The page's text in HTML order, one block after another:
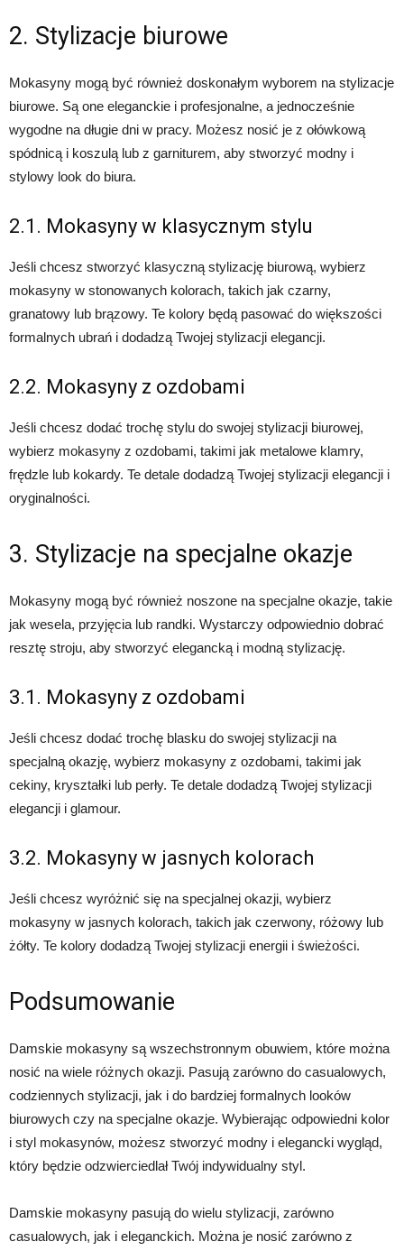
2. Stylizacje biurowe
Mokasyny mogą być również doskonałym wyborem na stylizacje
biurowe. Są one eleganckie i profesjonalne, a jednocześnie
wygodne na długie dni w pracy. Możesz nosić je z ołówkową
spódnicą i koszulą lub z garniturem, aby stworzyć modny i
stylowy look do biura.
2.1. Mokasyny w klasycznym stylu
Jeśli chcesz stworzyć klasyczną stylizację biurową, wybierz
mokasyny w stonowanych kolorach, takich jak czarny,
granatowy lub brązowy. Te kolory będą pasować do większości
formalnych ubrań i dodadzą Twojej stylizacji elegancji.
2.2. Mokasyny z ozdobami
Jeśli chcesz dodać trochę stylu do swojej stylizacji biurowej,
wybierz mokasyny z ozdobami, takimi jak metalowe klamry,
frędzle lub kokardy. Te detale dodadzą Twojej stylizacji elegancji i
oryginalności.
3. Stylizacje na specjalne okazje
Mokasyny mogą być również noszone na specjalne okazje, takie
jak wesela, przyjęcia lub randki. Wystarczy odpowiednio dobrać
resztę stroju, aby stworzyć elegancką i modną stylizację.
3.1. Mokasyny z ozdobami
Jeśli chcesz dodać trochę blasku do swojej stylizacji na
specjalną okazję, wybierz mokasyny z ozdobami, takimi jak
cekiny, kryształki lub perły. Te detale dodadzą Twojej stylizacji
elegancji i glamour.
3.2. Mokasyny w jasnych kolorach
Jeśli chcesz wyróżnić się na specjalnej okazji, wybierz
mokasyny w jasnych kolorach, takich jak czerwony, różowy lub
żółty. Te kolory dodadzą Twojej stylizacji energii i świeżości.
Podsumowanie
Damskie mokasyny są wszechstronnym obuwiem, które można
nosić na wiele różnych okazji. Pasują zarówno do casualowych,
codziennych stylizacji, jak i do bardziej formalnych looków
biurowych czy na specjalne okazje. Wybierając odpowiedni kolor
i styl mokasynów, możesz stworzyć modny i elegancki wygląd,
który będzie odzwierciedlał Twój indywidualny styl.
Damskie mokasyny pasują do wielu stylizacji, zarówno
casualowych, jak i eleganckich. Można je nosić zarówno z